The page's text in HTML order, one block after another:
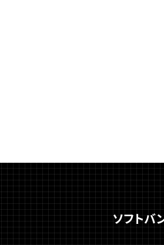
ソフトバ